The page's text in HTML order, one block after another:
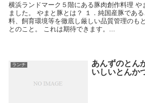
横浜ランドマーク５階にある豚肉創作料理 や
ました。 やまと豚とは？ １．純国産豚であ
料、飼育環境等を徹底し厳しい品質管理のも
とのこと。 これは期待できます。...
ランチ
あんずのとん
いしいとんか